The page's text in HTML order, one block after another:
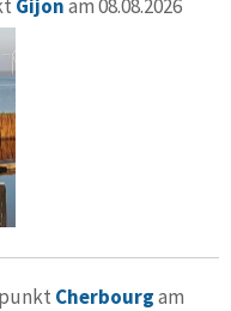
Gijonam 08.08.2026
Cherbourgam